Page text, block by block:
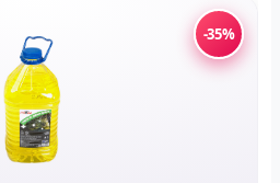
-35%